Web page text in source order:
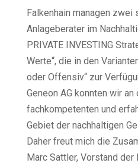
Falkenhain managen zwei
Anlageberater im
PRIVATE INVESTING
Werte“, die in den
oder Offensiv“ zur
Geneon AG konnten wir
fachkompetenten und
Gebiet der nachhaltigen
Daher freut mich die
Marc Sattler, Vorstand der